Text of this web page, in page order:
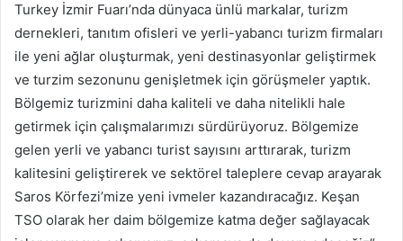
Turkey İzmir Fuarı’nda dünyaca ünlü markalar, turizm
dernekleri, tanıtım ofisleri ve yerli-yabancı turizm firmaları
ile yeni ağlar oluşturmak, yeni destinasyonlar geliştirmek
ve turzim sezonunu genişletmek için görüşmeler yaptık.
Bölgemiz turizmini daha kaliteli ve daha nitelikli hale
getirmek için çalışmalarımızı sürdürüyoruz. Bölgemize
gelen yerli ve yabancı turist sayısını arttırarak, turizm
kalitesini geliştirerek ve sektörel taleplere cevap arayarak
Saros Körfezi’mize yeni ivmeler kazandıracağız. Keşan
TSO olarak her daim bölgemize katma değer sağlayacak